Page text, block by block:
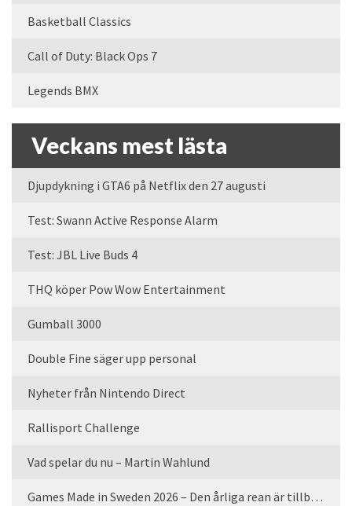
Basketball Classics
Call of Duty: Black Ops 7
Legends BMX
Veckans mest lästa
Djupdykning i GTA6 på Netflix den 27 augusti
Test: Swann Active Response Alarm
Test: JBL Live Buds 4
THQ köper Pow Wow Entertainment
Gumball 3000
Double Fine säger upp personal
Nyheter från Nintendo Direct
Rallisport Challenge
Vad spelar du nu – Martin Wahlund
Games Made in Sweden 2026 – Den årliga rean är tillbaka